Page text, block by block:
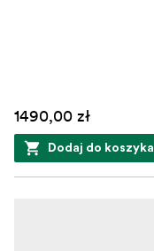
1490,00 zł
Dodaj do koszyka